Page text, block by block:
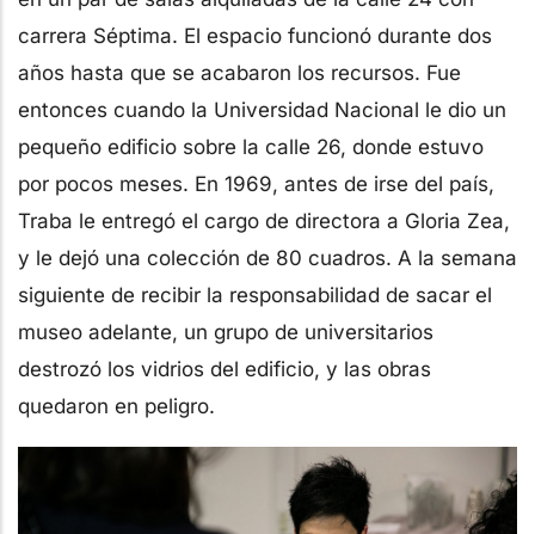
carrera Séptima. El espacio funcionó durante dos
años hasta que se acabaron los recursos. Fue
entonces cuando la Universidad Nacional le dio un
pequeño edificio sobre la calle 26, donde estuvo
por pocos meses. En 1969, antes de irse del país,
Traba le entregó el cargo de directora a Gloria Zea,
y le dejó una colección de 80 cuadros. A la semana
siguiente de recibir la responsabilidad de sacar el
museo adelante, un grupo de universitarios
destrozó los vidrios del edificio, y las obras
quedaron en peligro.